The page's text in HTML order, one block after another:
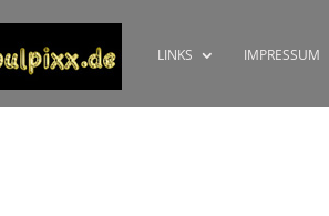
LINKS IMPRESSUM